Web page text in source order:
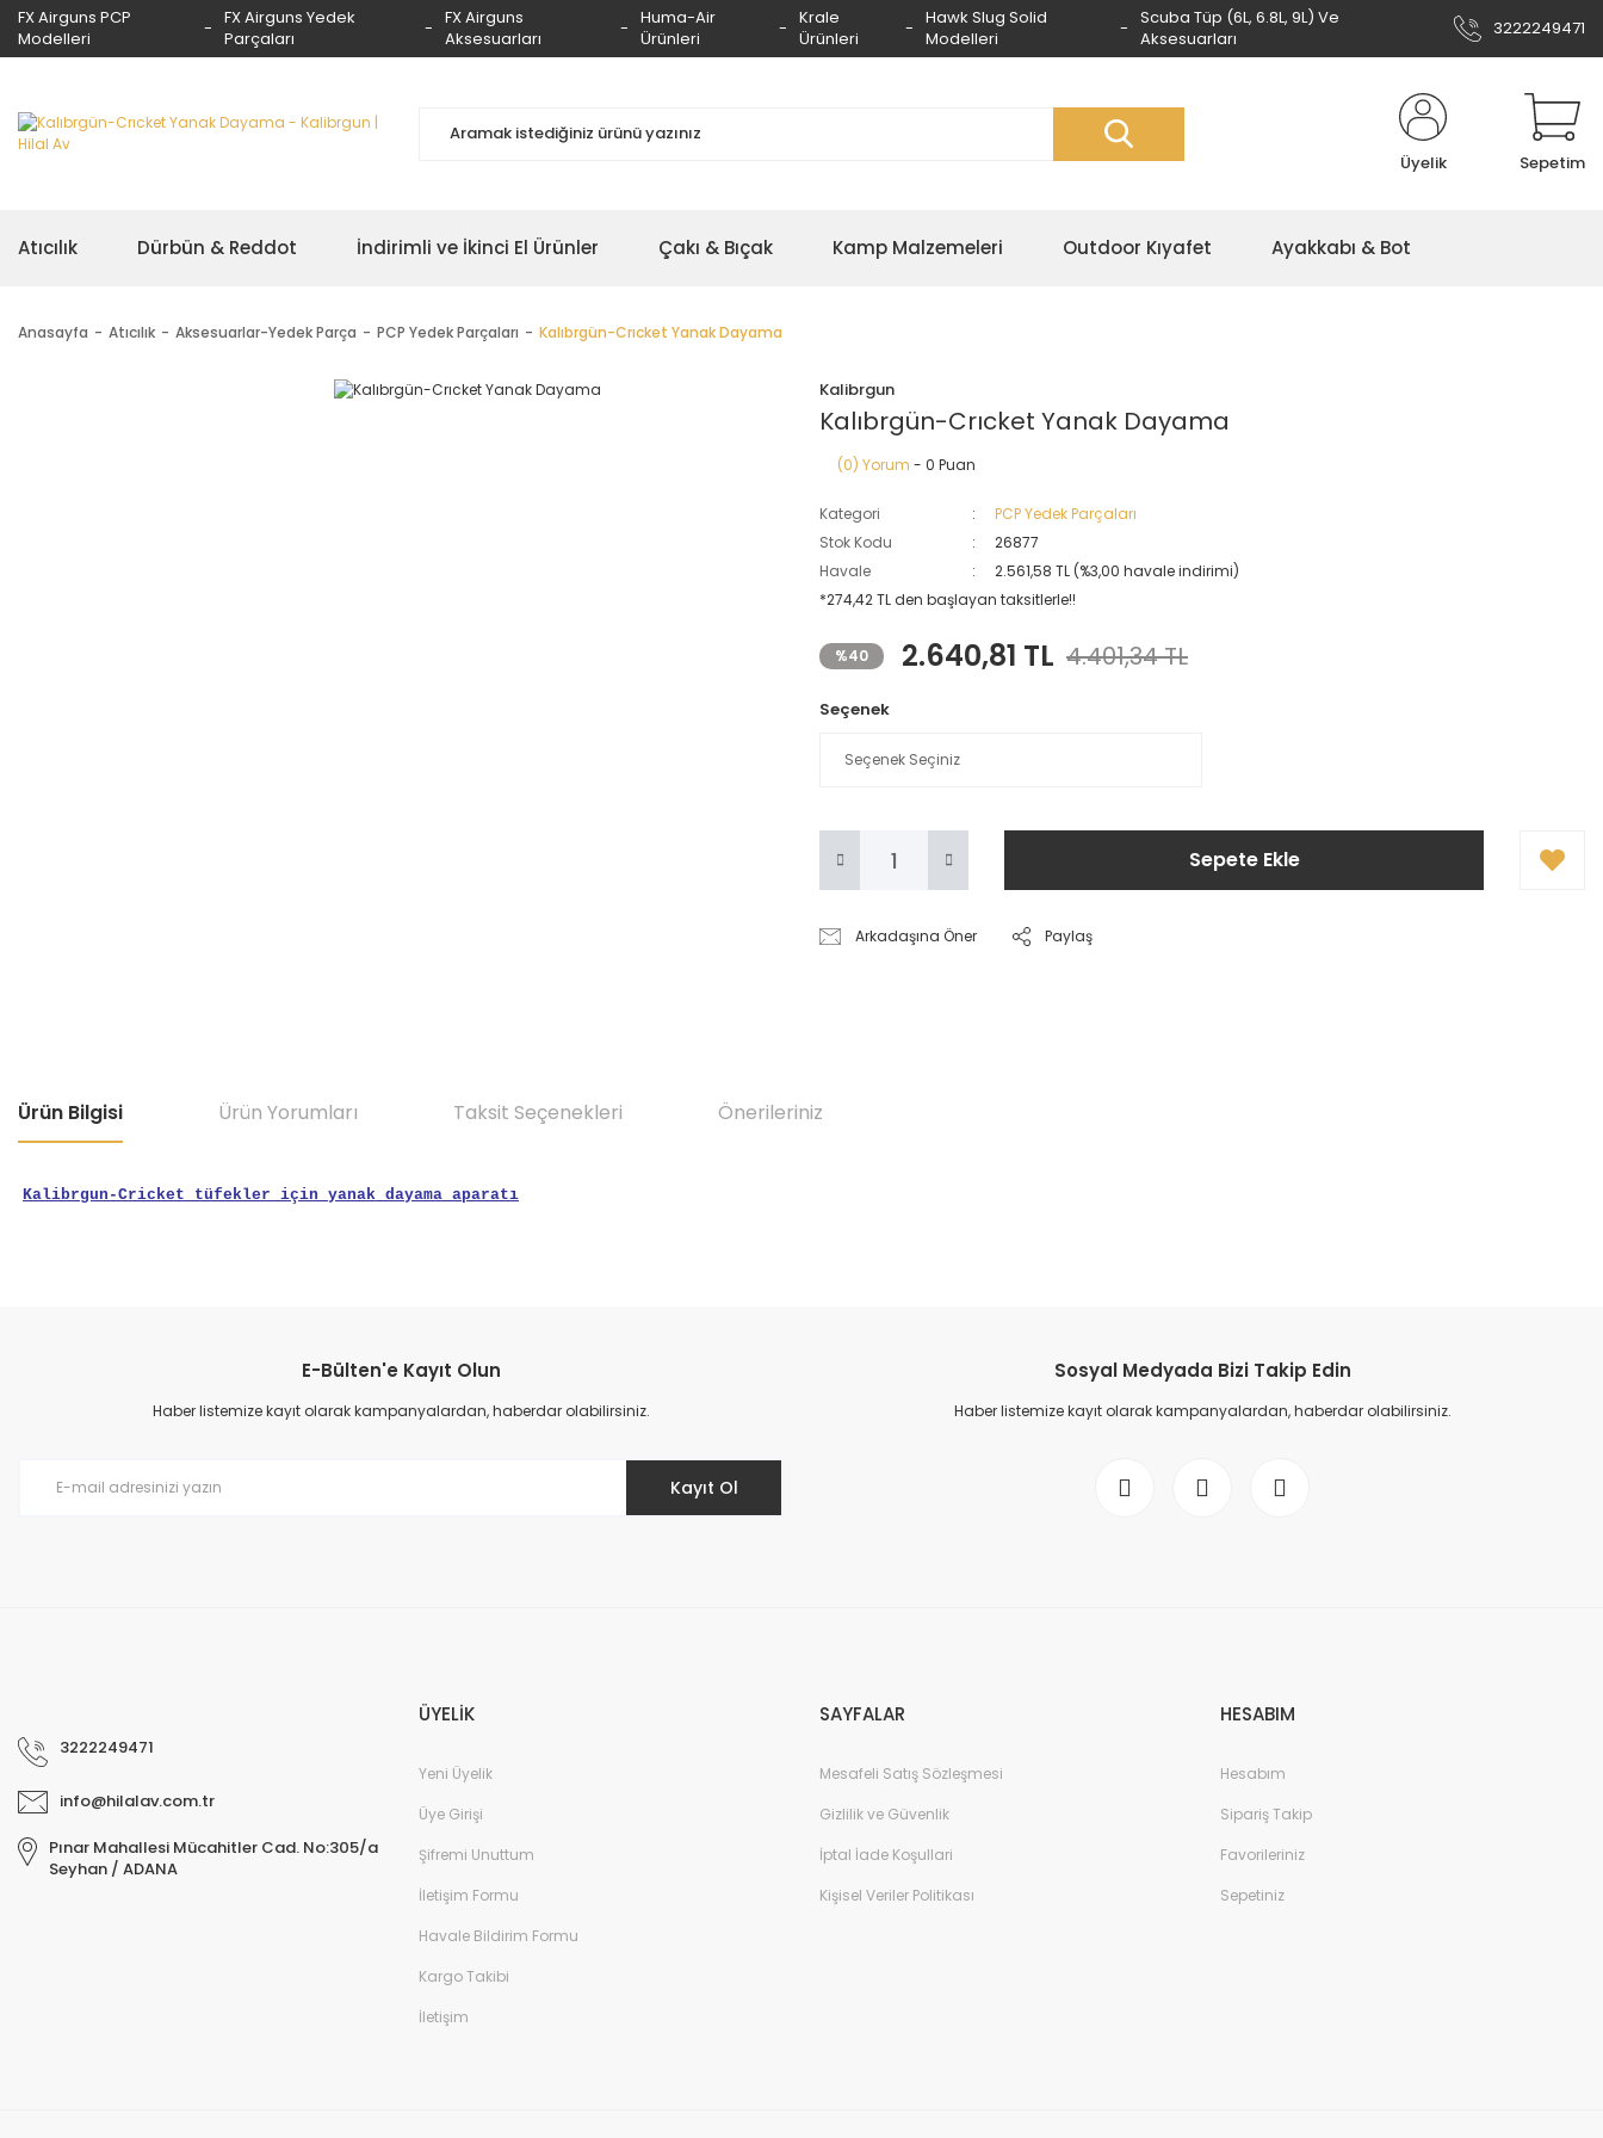
FX Airguns PCP
Modelleri
FX Airguns Yedek
Parçaları
FX Airguns
Aksesuarları
Huma-Air
Ürünleri
Krale
Ürünleri
Hawk Slug Solid
Modelleri
Scuba Tüp (6L, 6.8L, 9L) Ve
Aksesuarları
3222249471
Üyelik Sepetim
Atıcılık Dürbün & Reddot İndirimli ve İkinci El Ürünler Çakı & Bıçak Kamp Malzemeleri Outdoor Kıyafet Ayakkabı & Bot
Anasayfa Atıcılık Aksesuarlar-Yedek Parça PCP Yedek Parçaları Kalıbrgün-Crıcket Yanak Dayama
Kalibrgun
Kalıbrgün-Crıcket Yanak Dayama
(0) Yorum - 0 Puan
Kategori
PCP Yedek Parçaları
Stok Kodu
26877
Havale
2.561,58 TL (%3,00 havale indirimi)
*274,42 TL den başlayan taksitlerle!!
%40 2.640,81 TL 4.401,34 TL
Seçenek
Sepete Ekle
Arkadaşına Öner Paylaş
Ürün Bilgisi Ürün Yorumları Taksit Seçenekleri Önerileriniz
Kalibrgun-Cricket tüfekler için yanak dayama aparatı
Ürün resmi kalitesiz, bozuk veya görüntülenemiyor.
Ürün açıklamasında eksik bilgiler bulunuyor.
E-Bülten'e Kayıt Olun
Haber listemize kayıt olarak kampanyalardan, haberdar olabilirsiniz.
Kayıt Ol
Sosyal Medyada Bizi Takip Edin
Haber listemize kayıt olarak kampanyalardan, haberdar olabilirsiniz.
3222249471
info@hilalav.com.tr
Pınar Mahallesi Mücahitler Cad. No:305/a
Seyhan / ADANA
ÜYELİK
Yeni Üyelik
Üye Girişi
Şifremi Unuttum
İletişim Formu
Havale Bildirim Formu
Kargo Takibi
İletişim
SAYFALAR
Mesafeli Satış Sözleşmesi
Gizlilik ve Güvenlik
İptal İade Koşullari
Kişisel Veriler Politikası
HESABIM
Hesabım
Sipariş Takip
Favorileriniz
Sepetiniz